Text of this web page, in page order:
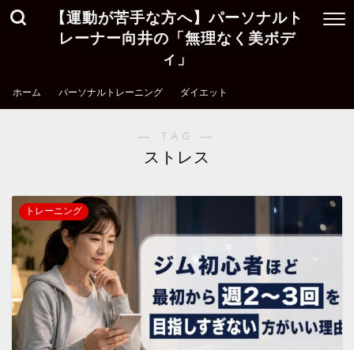
【運動が苦手な方へ】パーソナルト
レーナー向井の「無理なく美ボデ
ィ」
ホーム パーソナルトレーニング ダイエット
― TAG ―
ストレス
トレーニング